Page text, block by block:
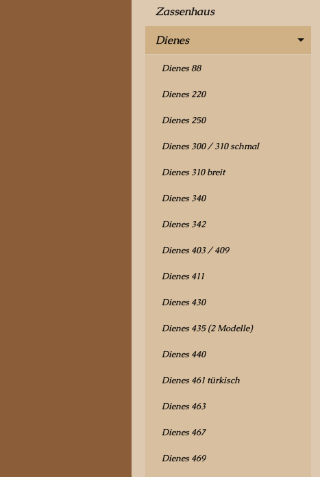
Zassenhaus
Dienes
Dienes 88
Dienes 220
Dienes 250
Dienes 300 / 310 schmal
Dienes 310 breit
Dienes 340
Dienes 342
Dienes 403 / 409
Dienes 411
Dienes 430
Dienes 435 (2 Modelle)
Dienes 440
Dienes 461 türkisch
Dienes 463
Dienes 467
Dienes 469